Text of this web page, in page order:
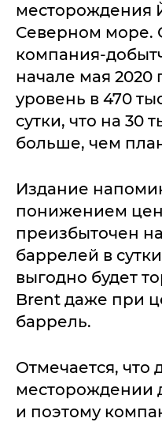
месторождения
Северном море.
компания-
начале мая 2020
уровень в 470
сутки, что на 30
больше, чем
Издание
понижением
преизбыточен
баррелей в
выгодно будет
Brent даже при
баррель.
Отмечается, что
месторождении
и поэтому